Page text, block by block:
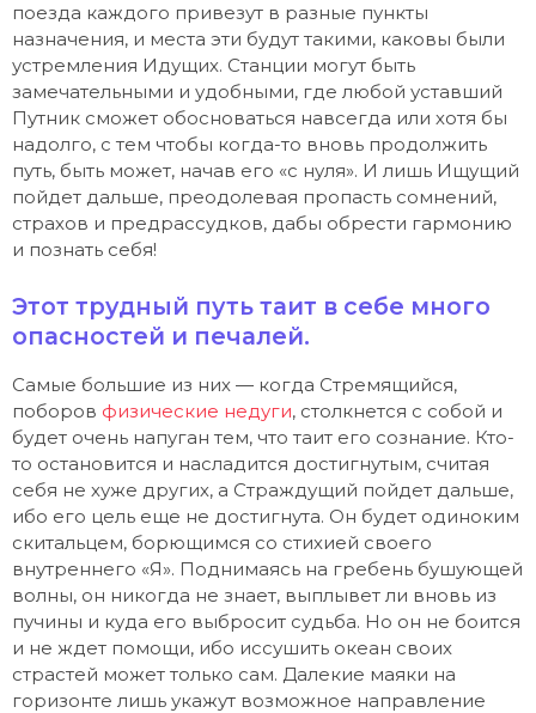
поезда каждого привезут в разные пункты
назначения, и места эти будут такими, каковы были
устремления Идущих. Станции могут быть
замечательными и удобными, где любой уставший
Путник сможет обосноваться навсегда или хотя бы
надолго, с тем чтобы когда-то вновь продолжить
путь, быть может, начав его «с нуля». И лишь Ищущий
пойдет дальше, преодолевая пропасть сомнений,
страхов и предрассудков, дабы обрести гармонию
и познать себя!
Этот трудный путь таит в себе много
опасностей и печалей.
Самые большие из них — когда Стремящийся,
поборов физические недуги, столкнется с собой и
будет очень напуган тем, что таит его сознание. Кто-
то остановится и насладится достигнутым, считая
себя не хуже других, а Страждущий пойдет дальше,
ибо его цель еще не достигнута. Он будет одиноким
скитальцем, борющимся со стихией своего
внутреннего «Я». Поднимаясь на гребень бушующей
волны, он никогда не знает, выплывет ли вновь из
пучины и куда его выбросит судьба. Но он не боится
и не ждет помощи, ибо иссушить океан своих
страстей может только сам. Далекие маяки на
горизонте лишь укажут возможное направление